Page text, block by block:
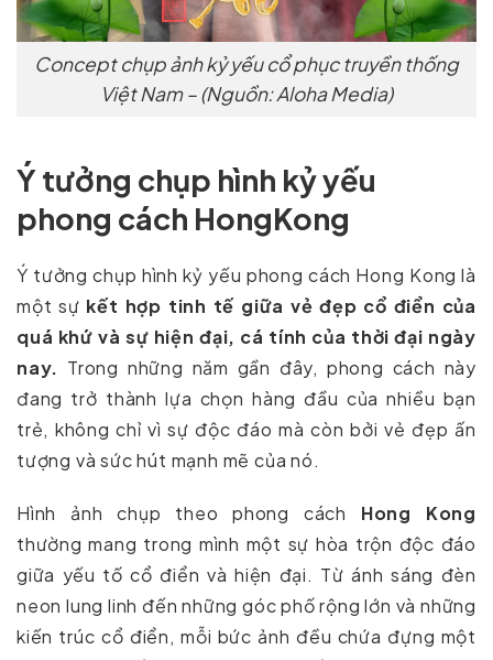
Concept chụp ảnh kỷ yếu cổ phục truyền thống
Việt Nam – (Nguồn: Aloha Media)
Ý tưởng chụp hình kỷ yếu
phong cách HongKong
Ý tưởng chụp hình kỷ yếu phong cách Hong Kong là
một sự kết hợp tinh tế giữa vẻ đẹp cổ điển của
quá khứ và sự hiện đại, cá tính của thời đại ngày
nay. Trong những năm gần đây, phong cách này
đang trở thành lựa chọn hàng đầu của nhiều bạn
trẻ, không chỉ vì sự độc đáo mà còn bởi vẻ đẹp ấn
tượng và sức hút mạnh mẽ của nó.
Hình ảnh chụp theo phong cách Hong Kong
thường mang trong mình một sự hòa trộn độc đáo
giữa yếu tố cổ điển và hiện đại. Từ ánh sáng đèn
neon lung linh đến những góc phố rộng lớn và những
kiến trúc cổ điển, mỗi bức ảnh đều chứa đựng một